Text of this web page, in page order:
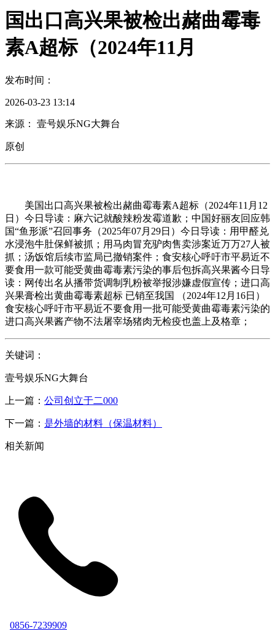
国出口高兴果被检出赭曲霉毒
素A超标（2024年11月
发布时间：
2026-03-23 13:14
来源： 壹号娱乐NG大舞台
原创
美国出口高兴果被检出赭曲霉毒素A超标（2024年11月12
日）今日导读：麻六记就酸辣粉发霉道歉；中国好丽友回应韩
国“鱼形派”召回事务（2025年07月29日）今日导读：用甲醛兑
水浸泡牛肚保鲜被抓；用马肉冒充驴肉售卖涉案近万万27人被
抓；汤饭馆后续市监局已撤销案件；食安核心呼吁市平易近不
要食用一款可能受黄曲霉毒素污染的事后包拆高兴果酱今日导
读：网传出名从播带货调制乳粉被举报涉嫌虚假宣传；进口高
兴果膏检出黄曲霉毒素超标 已销至我国 （2024年12月16日）
食安核心呼吁市平易近不要食用一批可能受黄曲霉毒素污染的
进口高兴果酱产物不法屠宰场猪肉无检疫也盖上及格章；
关键词：
壹号娱乐NG大舞台
上一篇： 公司创立于二000
下一篇： 是外墙的材料（保温材料）
相关新闻
0856-7239909